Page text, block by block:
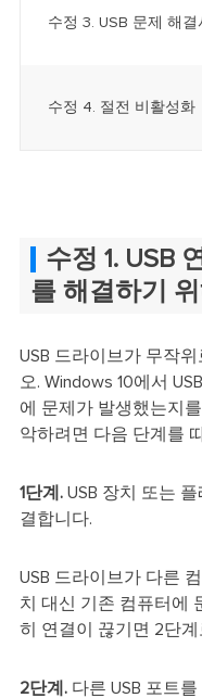
수정 3. USB 문제 해결
수정 4. 절전 비활성화
수정 1. USB
를 해결하기
USB 드라이브가 무작
오. Windows 10에서
에 문제가 발생했는지
악하려면 다음 단계를
1단계.USB 장치 또는
결합니다.
USB 드라이브가 다른
치 대신 기존 컴퓨터에
히 연결이 끊기면 2단
2단계.다른 USB 포트